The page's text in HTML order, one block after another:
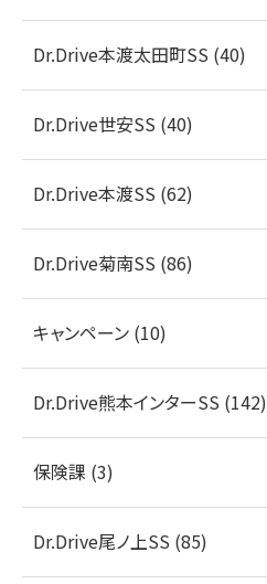
Dr.Drive本渡太田町SS (40)
Dr.Drive世安SS (40)
Dr.Drive本渡SS (62)
Dr.Drive菊南SS (86)
キャンペーン (10)
Dr.Drive熊本インターSS (142)
保険課 (3)
Dr.Drive尾ノ上SS (85)